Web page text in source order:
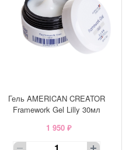
Гель AMERICAN CREATOR
Framework Gel Lilly 30мл
1 950 ₽